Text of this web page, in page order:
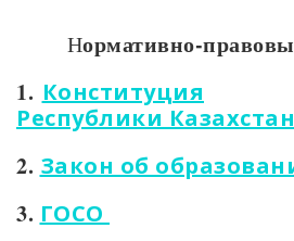
Нормативно-
1. Конституция
Республики
2. Закон об
3. ГОСО